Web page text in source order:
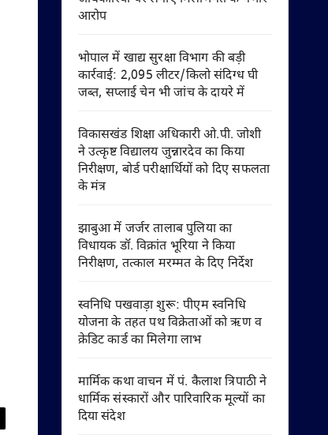
आरोप
भोपाल में खाद्य सुरक्षा विभाग की बड़ी
कार्रवाई: 2,095 लीटर/किलो संदिग्ध घी
जब्त, सप्लाई चेन भी जांच के दायरे में
विकासखंड शिक्षा अधिकारी ओ.पी. जोशी
ने उत्कृष्ट विद्यालय जुन्नारदेव का किया
निरीक्षण, बोर्ड परीक्षार्थियों को दिए सफलता
के मंत्र
झाबुआ में जर्जर तालाब पुलिया का
विधायक डॉ. विक्रांत भूरिया ने किया
निरीक्षण, तत्काल मरम्मत के दिए निर्देश
स्वनिधि पखवाड़ा शुरू: पीएम स्वनिधि
योजना के तहत पथ विक्रेताओं को ऋण व
क्रेडिट कार्ड का मिलेगा लाभ
मार्मिक कथा वाचन में पं. कैलाश त्रिपाठी ने
धार्मिक संस्कारों और पारिवारिक मूल्यों का
दिया संदेश